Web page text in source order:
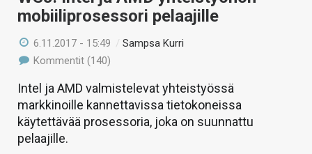
mobiiliprosessori pelaajille
6.11.2017 - 15:49 /Sampsa Kurri
Kommentit (140)
Intel ja AMD valmistelevat yhteistyössä
markkinoille kannettavissa tietokoneissa
käytettävää prosessoria, joka on suunnattu
pelaajille.